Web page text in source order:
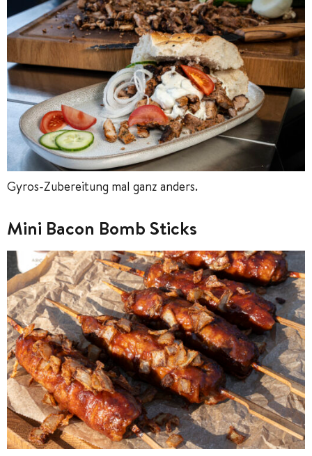
Gyros-Zubereitung mal ganz anders.
Mini Bacon Bomb Sticks